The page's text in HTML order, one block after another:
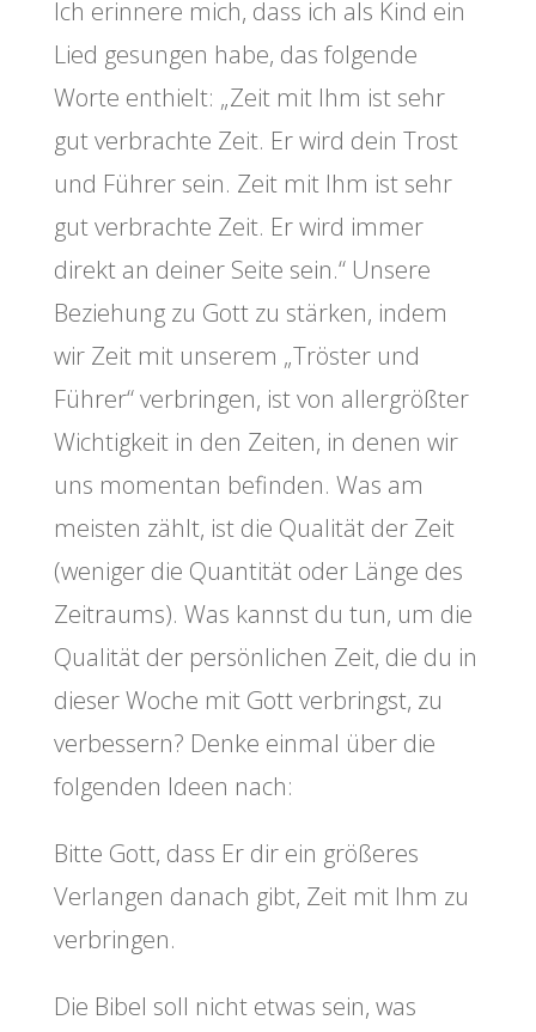
Ich erinnere mich, dass ich als Kind ein
Lied gesungen habe, das folgende
Worte enthielt: „Zeit mit Ihm ist sehr
gut verbrachte Zeit. Er wird dein Trost
und Führer sein. Zeit mit Ihm ist sehr
gut verbrachte Zeit. Er wird immer
direkt an deiner Seite sein.“ Unsere
Beziehung zu Gott zu stärken, indem
wir Zeit mit unserem „Tröster und
Führer“ verbringen, ist von allergrößter
Wichtigkeit in den Zeiten, in denen wir
uns momentan befinden. Was am
meisten zählt, ist die Qualität der Zeit
(weniger die Quantität oder Länge des
Zeitraums). Was kannst du tun, um die
Qualität der persönlichen Zeit, die du in
dieser Woche mit Gott verbringst, zu
verbessern? Denke einmal über die
folgenden Ideen nach:
Bitte Gott, dass Er dir ein größeres
Verlangen danach gibt, Zeit mit Ihm zu
verbringen.
Die Bibel soll nicht etwas sein, was